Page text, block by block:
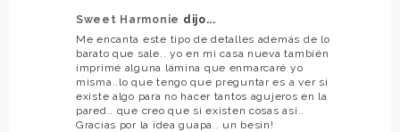
Sweet Harmonie dijo...
Me encanta este tipo de detalles además de lo
barato que sale.. yo en mi casa nueva también
imprimé alguna lámina que enmarcaré yo
misma..lo que tengo que preguntar es a ver si
existe algo para no hacer tantos agujeros en la
pared.. que creo que si existen cosas así..
Gracias por la idea guapa.. un besín!